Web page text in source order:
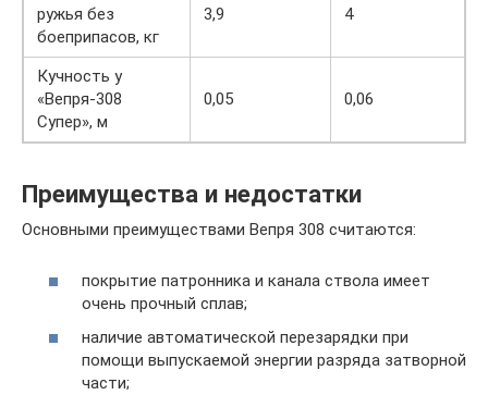
ружья без
боеприпасов, кг
3,9 4
Кучность у
«Вепря-308
Супер», м
0,05 0,06
Преимущества и недостатки
Основными преимуществами Вепря 308 считаются:
покрытие патронника и канала ствола имеет
очень прочный сплав;
наличие автоматической перезарядки при
помощи выпускаемой энергии разряда затворной
части;